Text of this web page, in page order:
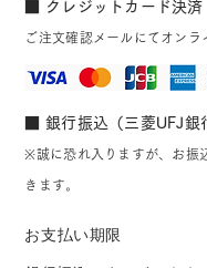
■ クレジットカード決済
ご注文確認メールにてオンラ
■ 銀行振込（三菱UFJ銀
※誠に恐れ入りますが、お振
きます。
お支払い期限